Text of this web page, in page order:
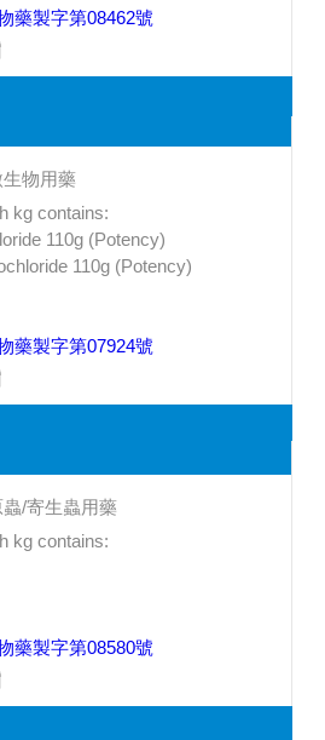
藥製字第08462號
物用藥
kg contains:
110g (Potency)
110g (Potency)
藥製字第07924號
/寄生蟲用藥
kg contains:
藥製字第08580號